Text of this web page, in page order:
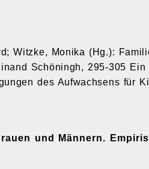
Witzke, Monika (Hg.):
Schöningh, 295-305
des Aufwachsens für
und Männern.